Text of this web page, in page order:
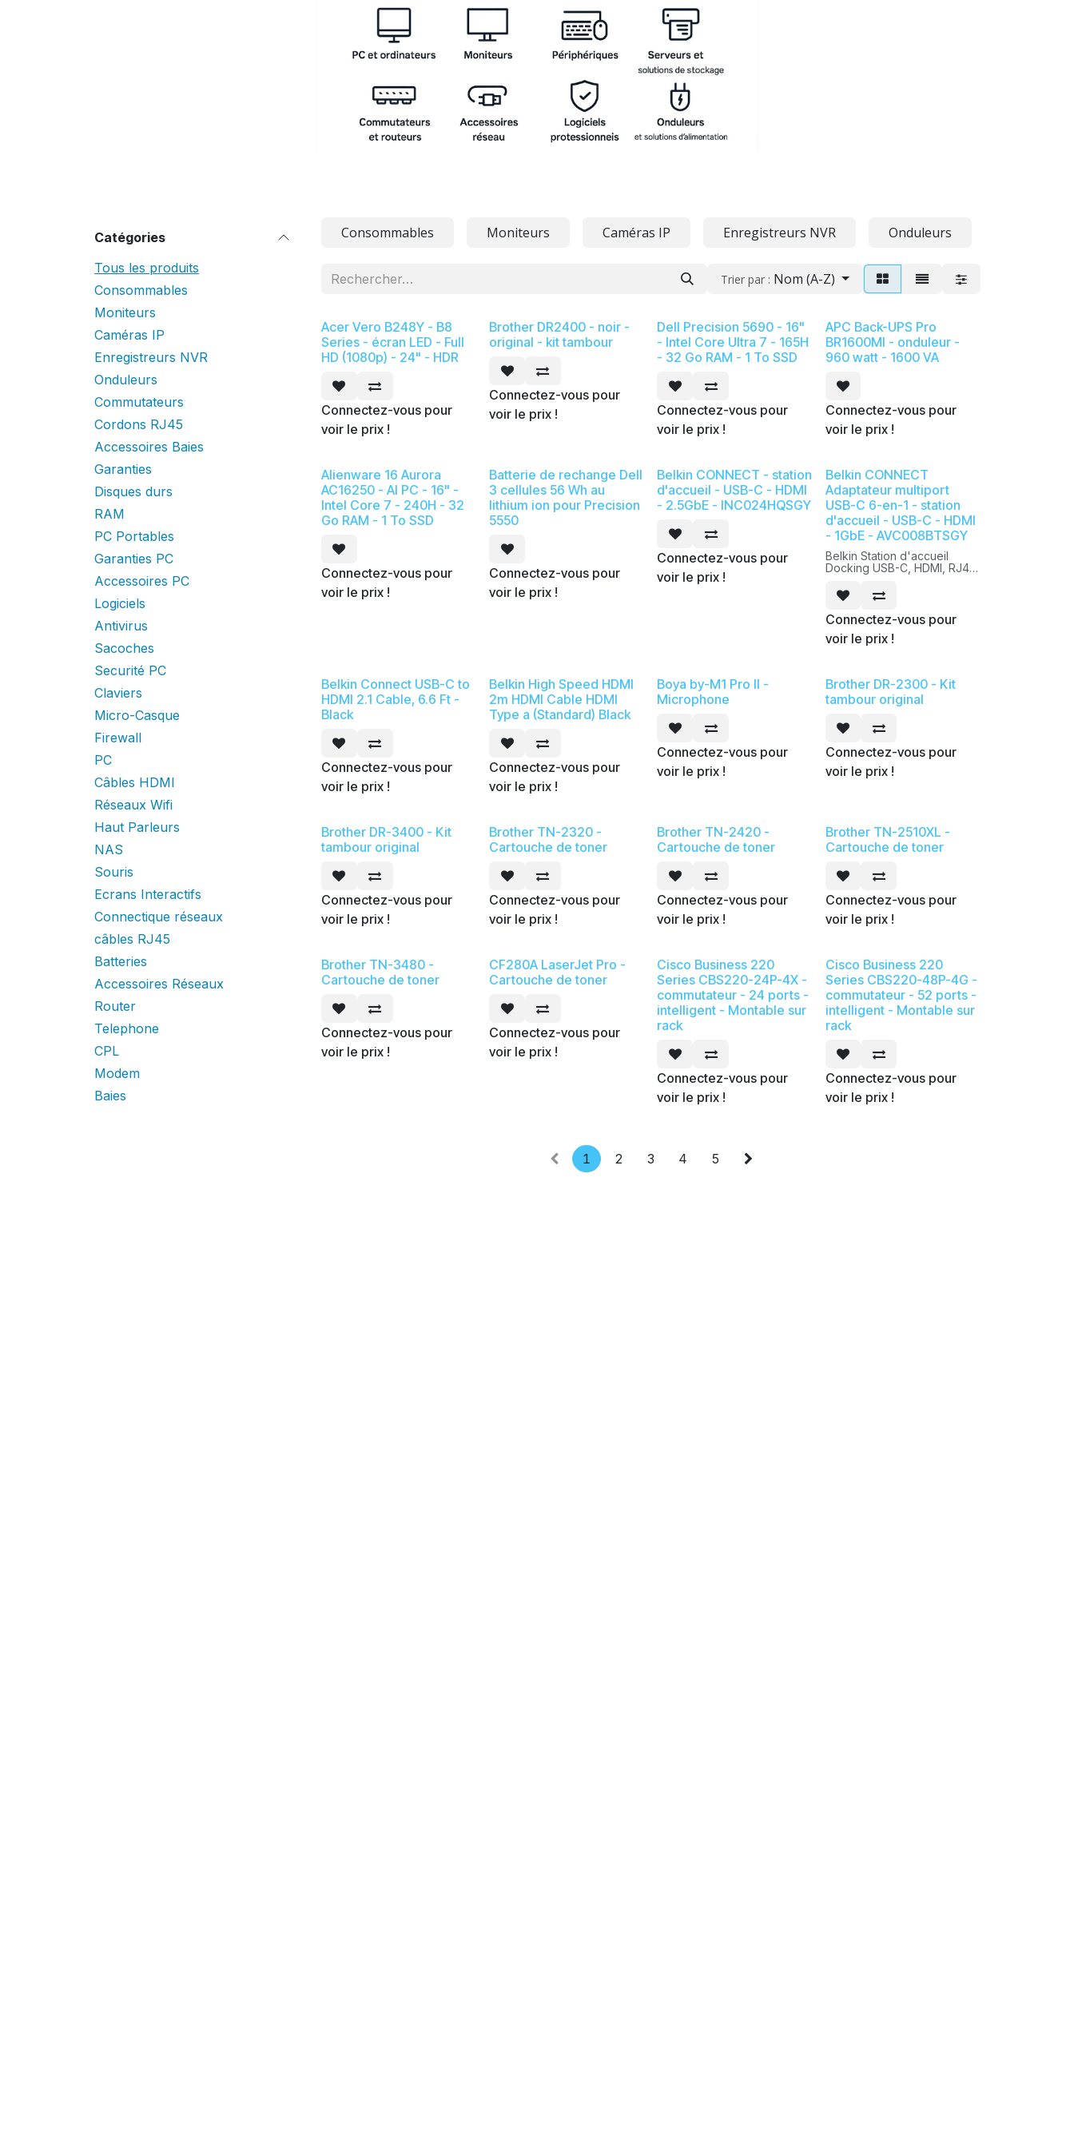
Catégories
Tous les produits
Consommables
Moniteurs
Caméras IP
Enregistreurs NVR
Onduleurs
Commutateurs
Cordons RJ45
Accessoires Baies
Garanties
Disques durs
RAM
PC Portables
Garanties PC
Accessoires PC
Logiciels
Antivirus
Sacoches
Securité PC
Claviers
Micro-Casque
Firewall
PC
Câbles HDMI
Réseaux Wifi
Haut Parleurs
NAS
Souris
Ecrans Interactifs
Connectique réseaux
câbles RJ45
Batteries
Accessoires Réseaux
Router
Telephone
CPL
Modem
Baies
Consommables Moniteurs Caméras IP Enregistreurs NVR Onduleurs
Trier par : Nom (A-Z)
Acer Vero B248Y - B8
Series - écran LED - Full
HD (1080p) - 24" - HDR
Connectez-vous pour
voir le prix !
Brother DR2400 - noir -
original - kit tambour
Connectez-vous pour
voir le prix !
Dell Precision 5690 - 16"
- Intel Core Ultra 7 - 165H
- 32 Go RAM - 1 To SSD
Connectez-vous pour
voir le prix !
APC Back-UPS Pro
BR1600MI - onduleur -
960 watt - 1600 VA
Connectez-vous pour
voir le prix !
Alienware 16 Aurora
AC16250 - AI PC - 16" -
Intel Core 7 - 240H - 32
Go RAM - 1 To SSD
Connectez-vous pour
voir le prix !
Batterie de rechange Dell
3 cellules 56 Wh au
lithium ion pour Precision
5550
Connectez-vous pour
voir le prix !
Belkin CONNECT - station
d'accueil - USB-C - HDMI
- 2.5GbE - INC024HQSGY
Connectez-vous pour
voir le prix !
Belkin CONNECT
Adaptateur multiport
USB-C 6-en-1 - station
d'accueil - USB-C - HDMI
- 1GbE - AVC008BTSGY
Belkin Station d'accueil
Docking USB-C, HDMI, RJ45,
Connectez-vous pour
voir le prix !
Belkin Connect USB-C to
HDMI 2.1 Cable, 6.6 Ft -
Black
Connectez-vous pour
voir le prix !
Belkin High Speed HDMI
2m HDMI Cable HDMI
Type a (Standard) Black
Connectez-vous pour
voir le prix !
Boya by-M1 Pro II -
Microphone
Connectez-vous pour
voir le prix !
Brother DR-2300 - Kit
tambour original
Connectez-vous pour
voir le prix !
Brother DR-3400 - Kit
tambour original
Connectez-vous pour
voir le prix !
Brother TN-2320 -
Cartouche de toner
Connectez-vous pour
voir le prix !
Brother TN-2420 -
Cartouche de toner
Connectez-vous pour
voir le prix !
Brother TN-2510XL -
Cartouche de toner
Connectez-vous pour
voir le prix !
Brother TN-3480 -
Cartouche de toner
Connectez-vous pour
voir le prix !
CF280A LaserJet Pro -
Cartouche de toner
Connectez-vous pour
voir le prix !
Cisco Business 220
Series CBS220-24P-4X -
commutateur - 24 ports -
intelligent - Montable sur
rack
Connectez-vous pour
voir le prix !
Cisco Business 220
Series CBS220-48P-4G -
commutateur - 52 ports -
intelligent - Montable sur
rack
Connectez-vous pour
voir le prix !
1 2 3 4 5